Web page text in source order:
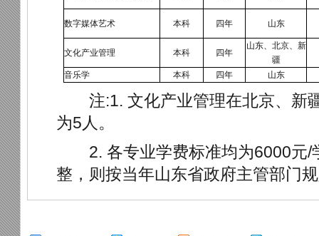
数字媒体艺术 本科 四年 山东
文化产业管理 本科 四年
山东、北京、新
疆
音乐学
本科 四年 山东
注:1. 文化产业管理在北京、新
为5人。
2. 各专业学费标准均为6000元/
整，则按当年山东省政府主管部门